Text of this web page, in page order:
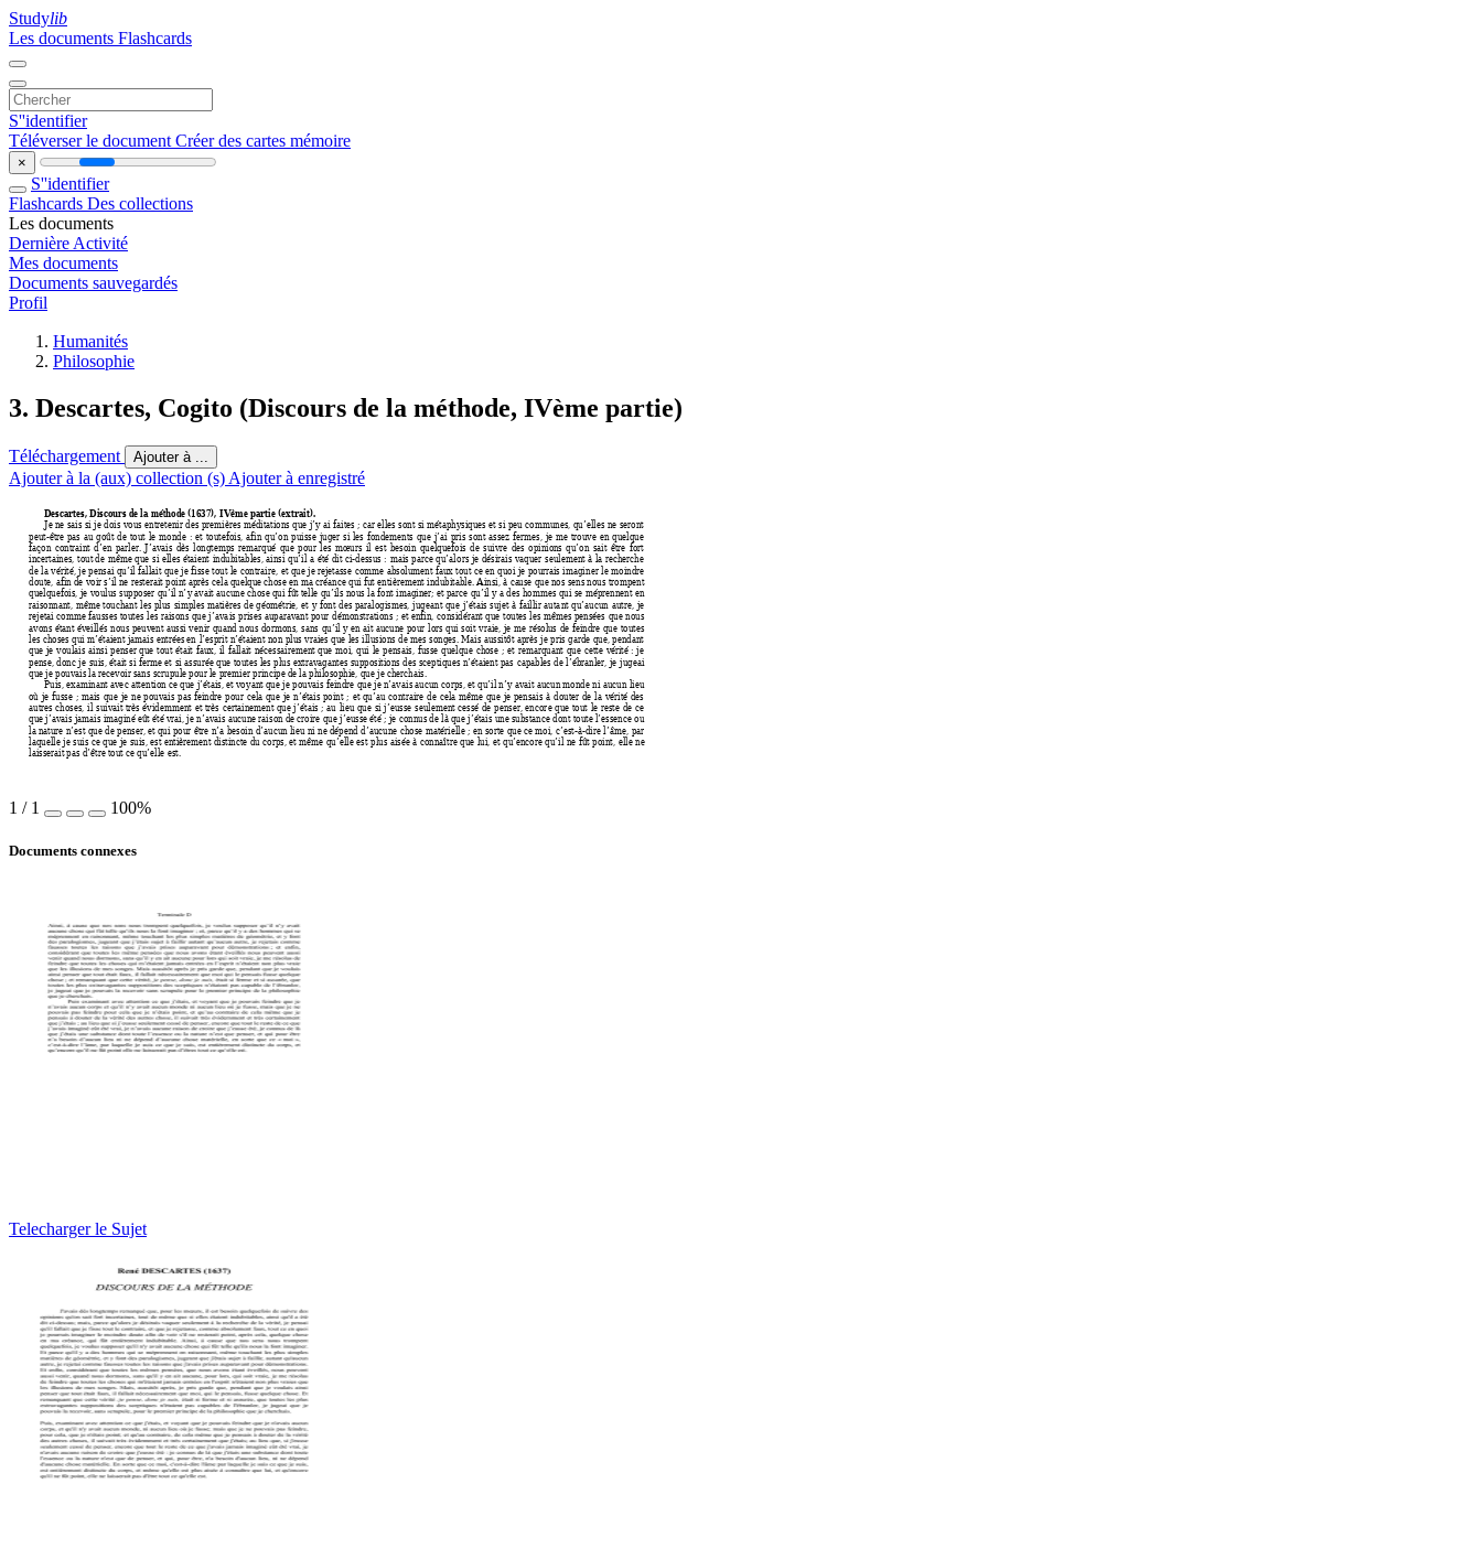
Studylib
Les documents Flashcards
S''identifier
Téléverser le document Créer des cartes mémoire
×
S''identifier
Flashcards Des collections
Les documents
Dernière Activité
Mes documents
Documents sauvegardés
Profil
Humanités
Philosophie
3. Descartes, Cogito (Discours de la méthode, IVème partie)
Téléchargement Ajouter à ...
Ajouter à la (aux) collection (s) Ajouter à enregistré
Descartes, Discours de la méthode (1637), IVème partie (extrait).
Je ne sais si je dois vous entretenir des premières méditations que j’y ai faites ; car elles sont si métaphysiques et si peu communes, qu’elles ne seront
peut-être pas au goût de tout le monde : et toutefois, afin qu’on puisse juger si les fondements que j’ai pris sont assez fermes, je me trouve en quelque
façon contraint d’en parler. J’avais dès longtemps remarqué que pour les mœurs il est besoin quelquefois de suivre des opinions qu’on sait être fort
incertaines, tout de même que si elles étaient indubitables, ainsi qu’il a été dit ci-dessus : mais parce qu’alors je désirais vaquer seulement à la recherche
de la vérité, je pensai qu’il fallait que je fisse tout le contraire, et que je rejetasse comme absolument faux tout ce en quoi je pourrais imaginer le moindre
doute, afin de voir s’il ne resterait point après cela quelque chose en ma créance qui fut entièrement indubitable. Ainsi, à cause que nos sens nous trompent
quelquefois, je voulus supposer qu’il n’y avait aucune chose qui fût telle qu’ils nous la font imaginer; et parce qu’il y a des hommes qui se méprennent en
raisonnant, même touchant les plus simples matières de géométrie, et y font des paralogismes, jugeant que j’étais sujet à faillir autant qu’aucun autre, je
rejetai comme fausses toutes les raisons que j’avais prises auparavant pour démonstrations ; et enfin, considérant que toutes les mêmes pensées que nous
avons étant éveillés nous peuvent aussi venir quand nous dormons, sans qu’il y en ait aucune pour lors qui soit vraie, je me résolus de feindre que toutes
les choses qui m’étaient jamais entrées en l’esprit n’étaient non plus vraies que les illusions de mes songes. Mais aussitôt après je pris garde que, pendant
que je voulais ainsi penser que tout était faux, il fallait nécessairement que moi, qui le pensais, fusse quelque chose ; et remarquant que cette vérité : je
pense, donc je suis, était si ferme et si assurée que toutes les plus extravagantes suppositions des sceptiques n’étaient pas capables de l’ébranler, je jugeai
que je pouvais la recevoir sans scrupule pour le premier principe de la philosophie, que je cherchais.
Puis, examinant avec attention ce que j’étais, et voyant que je pouvais feindre que je n’avais aucun corps, et qu’il n’y avait aucun monde ni aucun lieu
où je fusse ; mais que je ne pouvais pas feindre pour cela que je n’étais point ; et qu’au contraire de cela même que je pensais à douter de la vérité des
autres choses, il suivait très évidemment et très certainement que j’étais ; au lieu que si j’eusse seulement cessé de penser, encore que tout le reste de ce
que j’avais jamais imaginé eût été vrai, je n’avais aucune raison de croire que j’eusse été ; je connus de là que j’étais une substance dont toute l’essence ou
la nature n’est que de penser, et qui pour être n’a besoin d’aucun lieu ni ne dépend d’aucune chose matérielle ; en sorte que ce moi, c’est-à-dire l’âme, par
laquelle je suis ce que je suis, est entièrement distincte du corps, et même qu’elle est plus aisée à connaître que lui, et qu’encore qu’il ne fût point, elle ne
laisserait pas d’être tout ce qu’elle est.
1 / 1 100%
Documents connexes
Telecharger le Sujet